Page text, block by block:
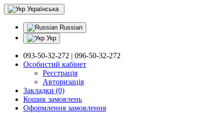
Українська
Russian
Укр
093-50-32-272 | 096-50-32-272
Особистий кабінет
Реєстрація
Авторизація
Закладки (0)
Кошик замовлень
Оформлення замовлення